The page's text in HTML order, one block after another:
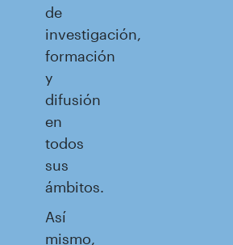
de
investigación,
formación
y
difusión
en
todos
sus
ámbitos.
Así
mismo,